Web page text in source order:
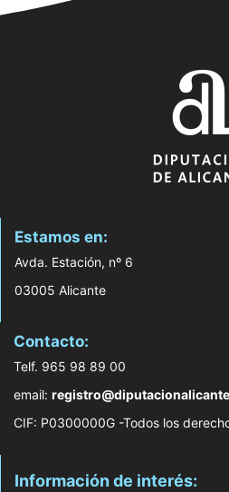
Estamos en:
Avda. Estación, nº 6
03005 Alicante
Contacto:
Telf. 965 98 89 00
email:
CIF: P0300000G -Todos los
Información de interés: